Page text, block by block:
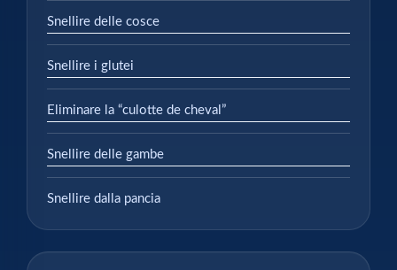
Snellire delle cosce
Snellire i glutei
Eliminare la “culotte de cheval”
Snellire delle gambe
Snellire dalla pancia